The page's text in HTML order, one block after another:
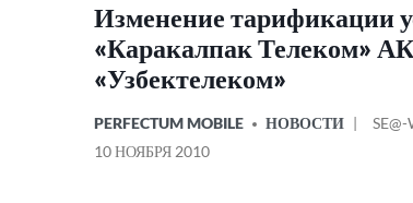
Изменение тарификации
«Каракалпак Телеком» АК
«Узбектелеком»
ОПУБЛИКОВАНО
В
PERFECTUM MOBILE НОВОСТИ
10 НОЯБРЯ 2010